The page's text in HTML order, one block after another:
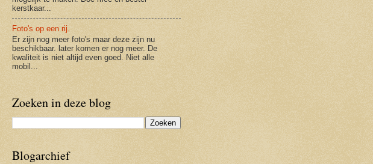
kerstkaar...
Foto's op een rij.
Er zijn nog meer foto's maar deze zijn nu
beschikbaar. later komen er nog meer. De
kwaliteit is niet altijd even goed. Niet alle
mobil...
Zoeken in deze blog
Blogarchief